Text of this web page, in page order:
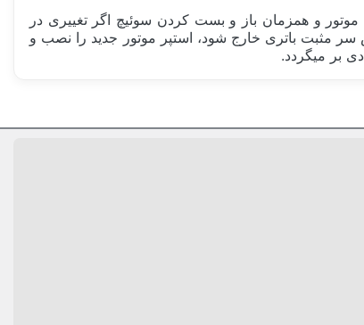
و همزمان باز و بست کردن سوئیچ اگر تغییری در
مثبت باتری خارج شود، استپر موتور جدید را نصب و
بر میگردد.